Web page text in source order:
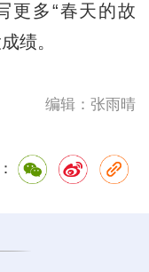
更多“春天的故
绩。
编辑：张雨晴